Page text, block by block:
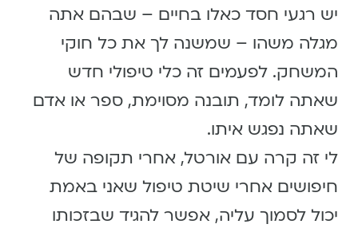
יש רגעי חסד כאלו בחיים – שבהם אתה
מגלה משהו – שמשנה לך את כל חוקי
המשחק. לפעמים זה כלי טיפולי חדש
שאתה לומד, תובנה מסוימת, ספר או אדם
שאתה נפגש איתו.
לי זה קרה עם אורטל, אחרי תקופה של
חיפושים אחרי שיטת טיפול שאני באמת
יכול לסמוך עליה, אפשר להגיד שבזכותו